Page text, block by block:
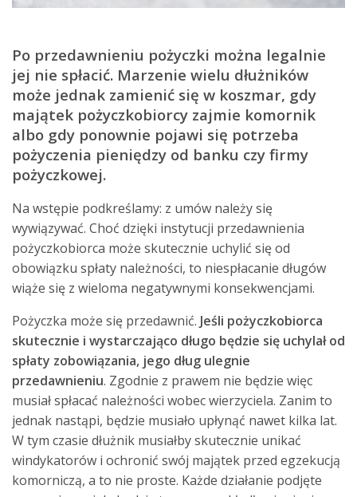
Po przedawnieniu pożyczki można legalnie
jej nie spłacić. Marzenie wielu dłużników
może jednak zamienić się w koszmar, gdy
majątek pożyczkobiorcy zajmie komornik
albo gdy ponownie pojawi się potrzeba
pożyczenia pieniędzy od banku czy firmy
pożyczkowej.
Na wstępie podkreślamy: z umów należy się
wywiązywać. Choć dzięki instytucji przedawnienia
pożyczkobiorca może skutecznie uchylić się od
obowiązku spłaty należności, to niespłacanie długów
wiąże się z wieloma negatywnymi konsekwencjami.
Pożyczka może się przedawnić. Jeśli pożyczkobiorca
skutecznie i wystarczająco długo będzie się uchylał od
spłaty zobowiązania, jego dług ulegnie
przedawnieniu. Zgodnie z prawem nie będzie więc
musiał spłacać należności wobec wierzyciela. Zanim to
jednak nastąpi, będzie musiało upłynąć nawet kilka lat.
W tym czasie dłużnik musiałby skutecznie unikać
windykatorów i ochronić swój majątek przed egzekucją
komorniczą, a to nie proste. Każde działanie podjęte